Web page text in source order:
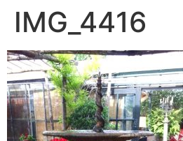
IMG_4416